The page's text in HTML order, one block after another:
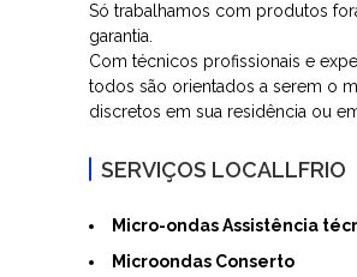
Só trabalhamos com produtos
garantia.
Com técnicos profissionais e
todos são orientados a serem o
discretos em sua residência ou
SERVIÇOS LOCALLFRIO
Micro-ondas Assistência
Microondas Conserto